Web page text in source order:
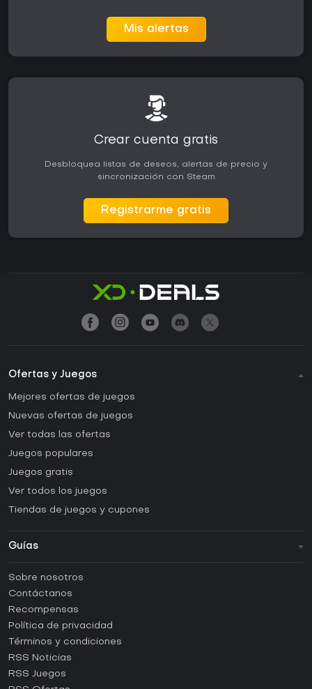
Mis alertas
Crear cuenta gratis
Desbloquea listas de deseos, alertas de precio y
sincronización con Steam
Registrarme gratis
Ofertas y Juegos
Mejores ofertas de juegos
Nuevas ofertas de juegos
Ver todas las ofertas
Juegos populares
Juegos gratis
Ver todos los juegos
Tiendas de juegos y cupones
Guías
Guías y tutoriales
¿Cómo activar una CD Key de Steam?
¿Cómo activar una CD Key de Epic Games?
¿Cómo activar una CD Key de GOG?
¿Cómo activar una CD Key de Ubisoft Connect?
Sobre nosotros
Contáctanos
Recompensas
Política de privacidad
Términos y condiciones
RSS Noticias
RSS Juegos